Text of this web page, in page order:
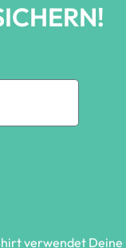
verwendet Deine